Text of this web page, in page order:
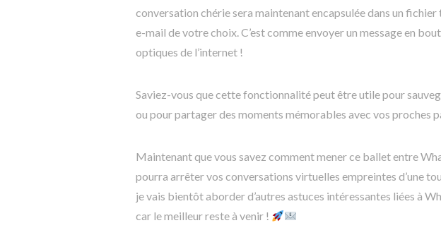
conversation chérie sera maintenant encapsulée dans un
e-mail de votre choix. C’est comme envoyer un message en
optiques de l’internet !
Saviez-vous que cette fonctionnalité peut être utile pour
ou pour partager des moments mémorables avec vos proches
Maintenant que vous savez comment mener ce ballet entre
pourra arrêter vos conversations virtuelles empreintes d’une
je vais bientôt aborder d’autres astuces intéressantes liées à
car le meilleur reste à venir !